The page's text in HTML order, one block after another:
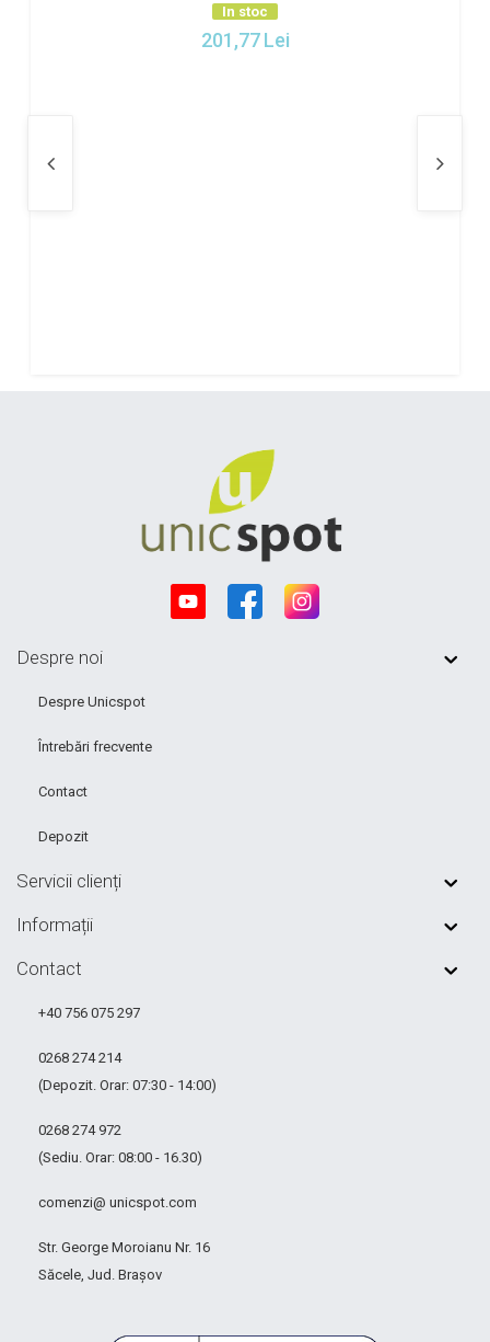
In stoc
201,77 Lei
Despre noi
Despre Unicspot
Întrebări frecvente
Contact
Depozit
Servicii clienți
Informații
Contact
+40 756 075 297
0268 274 214
(Depozit. Orar: 07:30 - 14:00)
0268 274 972
(Sediu. Orar: 08:00 - 16.30)
comenzi@ unicspot.com
Str. George Moroianu Nr. 16
Săcele, Jud. Brașov